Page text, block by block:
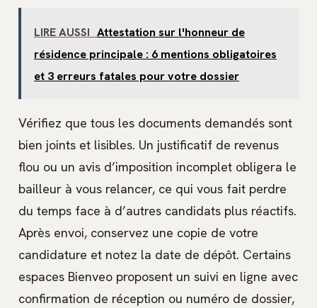
LIRE AUSSI Attestation sur l'honneur de
résidence principale : 6 mentions obligatoires
et 3 erreurs fatales pour votre dossier
Vérifiez que tous les documents demandés sont
bien joints et lisibles. Un justificatif de revenus
flou ou un avis d’imposition incomplet obligera le
bailleur à vous relancer, ce qui vous fait perdre
du temps face à d’autres candidats plus réactifs.
Après envoi, conservez une copie de votre
candidature et notez la date de dépôt. Certains
espaces Bienveo proposent un suivi en ligne avec
confirmation de réception ou numéro de dossier,